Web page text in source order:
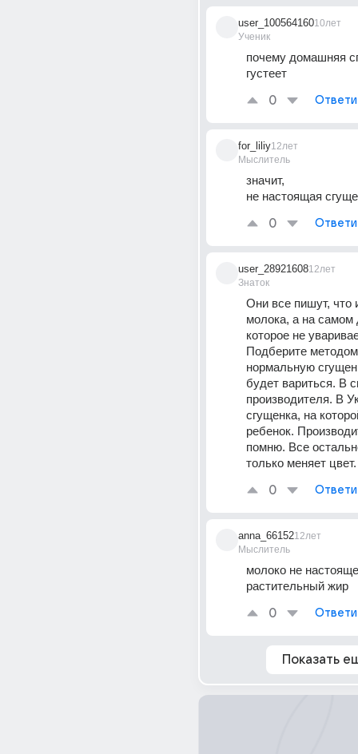
user_100564160
Ученик
10лет
почему домашняя
густеет
0
for_liliy
Мыслитель
12лет
значит,
не настоящая
0
user_28921608
Знаток
12лет
Они все пишут, что
молока, а на самом
которое не
Подберите
нормальную
будет вариться. В
производителя. В
сгущенка, на
ребенок.
помню. Все
только меняет цвет.
0
anna_66152
Мыслитель
12лет
молоко не
растительный жир
0
Показать